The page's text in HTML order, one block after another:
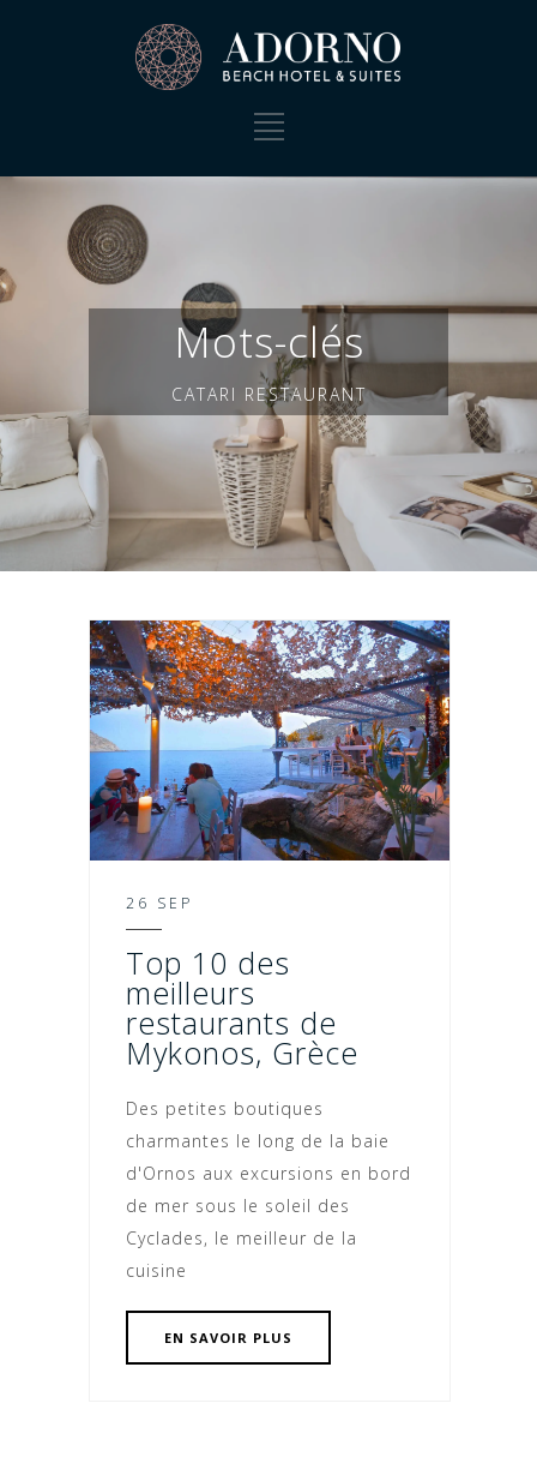
Mots-clés
CATARI RESTAURANT
26 SEP
Top 10 des
meilleurs
restaurants de
Mykonos, Grèce
Des petites boutiques
charmantes le long de la baie
d'Ornos aux excursions en bord
de mer sous le soleil des
Cyclades, le meilleur de la
cuisine
EN SAVOIR PLUS